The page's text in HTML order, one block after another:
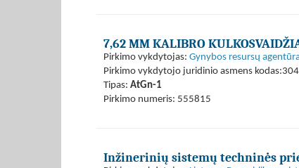
7,62 MM KALIBRO
Pirkimo vykdytojas: Gynybos resursų
Pirkimo vykdytojo juridinio asmens
Tipas: AtGn-1
Pirkimo numeris: 555815
Inžinerinių sistemų techninės